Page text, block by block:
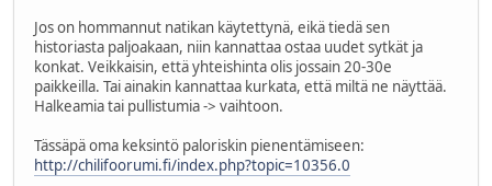
Jos on hommannut natikan käytettynä, eikä tiedä sen
historiasta paljoakaan, niin kannattaa ostaa uudet sytkät ja
konkat. Veikkaisin, että yhteishinta olis jossain 20-30e
paikkeilla. Tai ainakin kannattaa kurkata, että miltä ne näyttää.
Halkeamia tai pullistumia -> vaihtoon.
Tässäpä oma keksintö paloriskin pienentämiseen:
http://chilifoorumi.fi/index.php?topic=10356.0